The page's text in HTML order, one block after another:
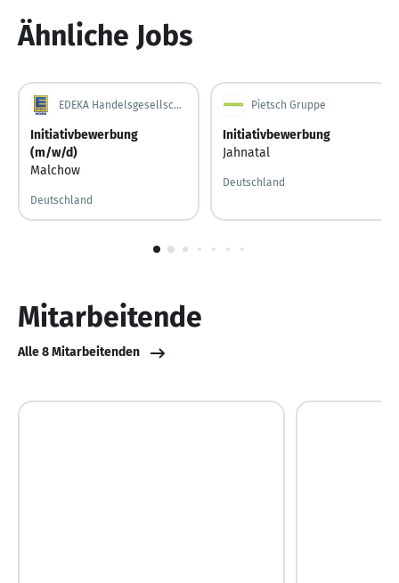
Ähnliche Jobs
EDEKA Handelsgesellschaft Nord mbH
Initiativbewerbung
(m/w/d)
Malchow
Deutschland
Pietsch Gruppe
Initiativbewerbung
Jahnatal
Deutschland
1
Mitarbeitende
Alle 8 Mitarbeitenden